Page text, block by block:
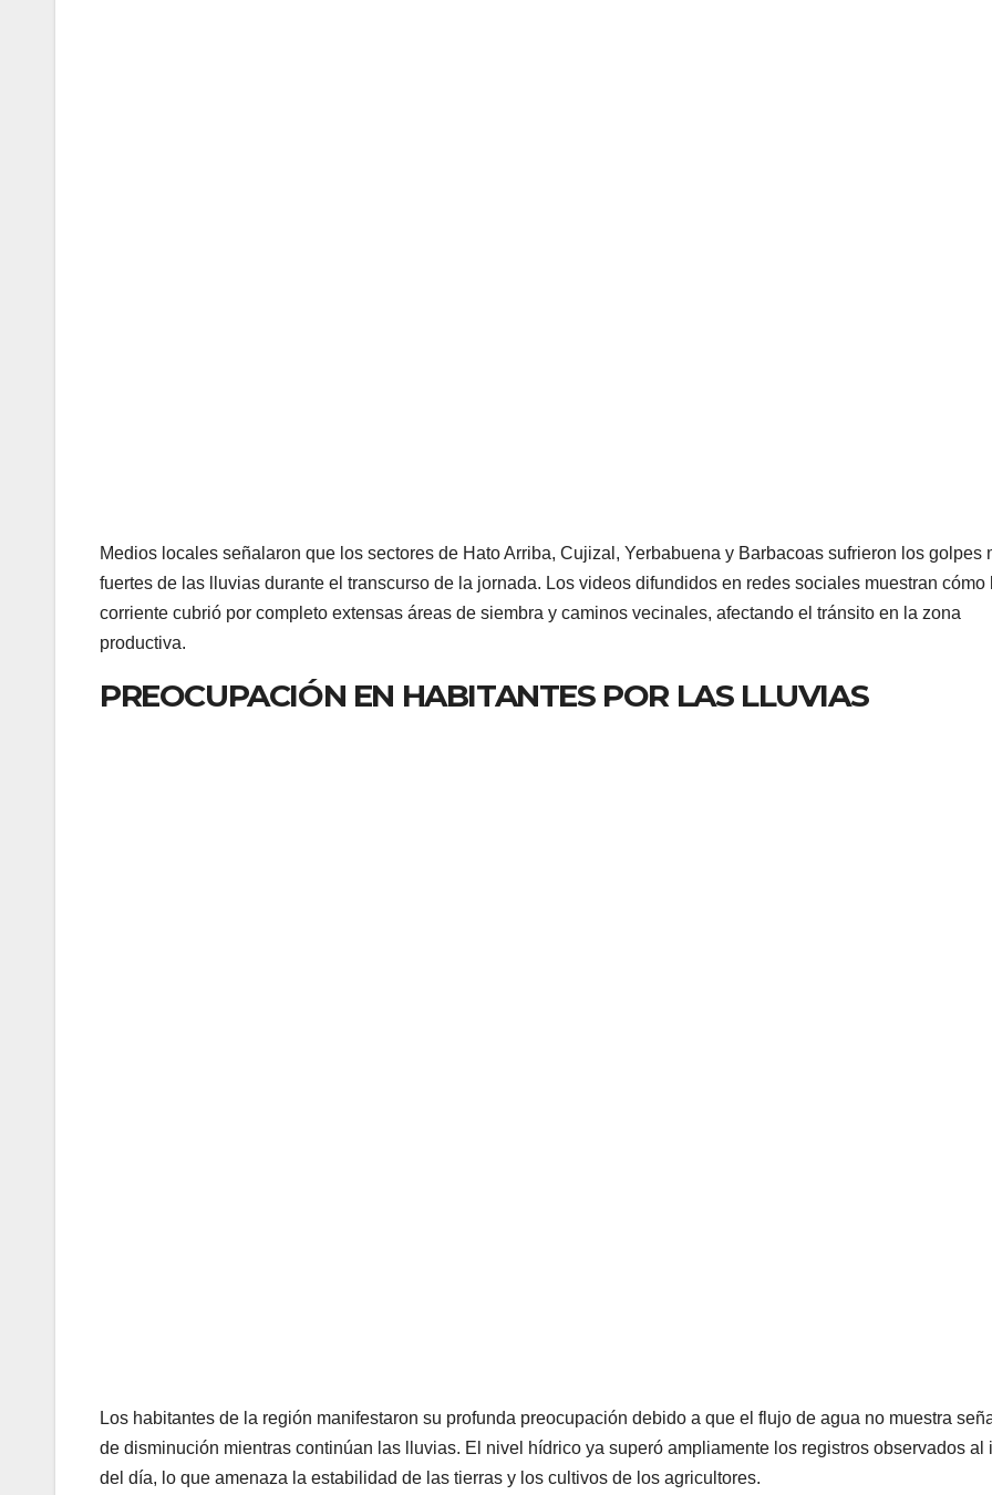
Medios locales señalaron que los sectores de Hato Arriba, Cujizal, Yerbabuena y Barbacoas sufrieron los golpes
fuertes de las lluvias durante el transcurso de la jornada. Los videos difundidos en redes sociales muestran cómo
corriente cubrió por completo extensas áreas de siembra y caminos vecinales, afectando el tránsito en la zona
productiva.
PREOCUPACIÓN EN HABITANTES POR LAS LLUVIAS
Los habitantes de la región manifestaron su profunda preocupación debido a que el flujo de agua no muestra
de disminución mientras continúan las lluvias. El nivel hídrico ya superó ampliamente los registros observados al
del día, lo que amenaza la estabilidad de las tierras y los cultivos de los agricultores.